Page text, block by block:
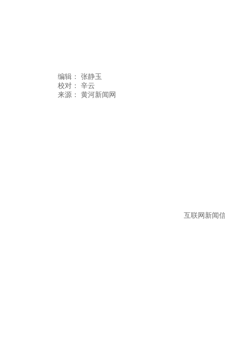
编辑： 张静玉
校对： 辛云
互联网新闻